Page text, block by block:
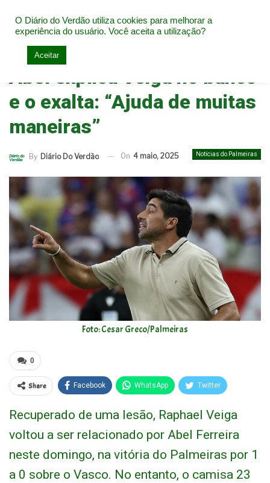
Home Notícias do Palmeiras
Abel explica Veiga no banco
e o exalta: “Ajuda de muitas
maneiras”
Notícias do Palmeiras
By Diário Do Verdão On 4 maio, 2025
Foto: Cesar Greco/Palmeiras
0
Share Facebook WhatsApp Twitter
Recuperado de uma lesão, Raphael Veiga
voltou a ser relacionado por Abel Ferreira
neste domingo, na vitória do Palmeiras por 1
a 0 sobre o Vasco. No entanto, o camisa 23
O Diário do Verdão utiliza cookies para melhorar a
experiência do usuário. Você aceita a utilização?
Aceitar